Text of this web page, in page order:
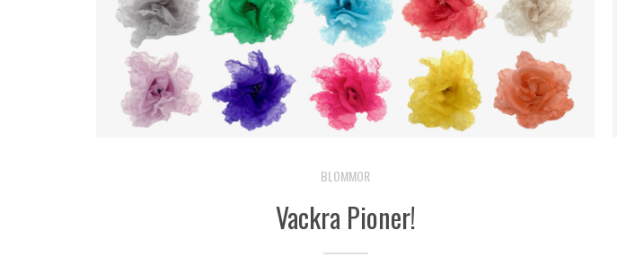
BLOMMOR
Vackra Pioner!